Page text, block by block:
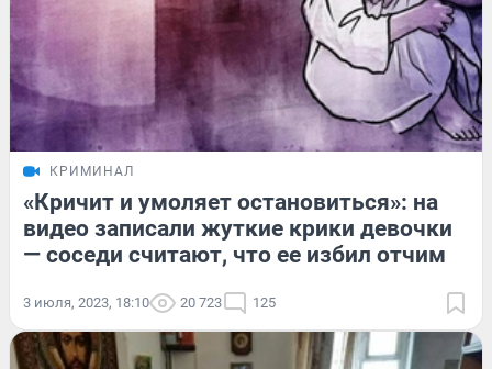
КРИМИНАЛ
«Кричит и умоляет остановиться»: на
видео записали жуткие крики девочки
— соседи считают, что ее избил отчим
3 июля, 2023, 18:10 20 723 125